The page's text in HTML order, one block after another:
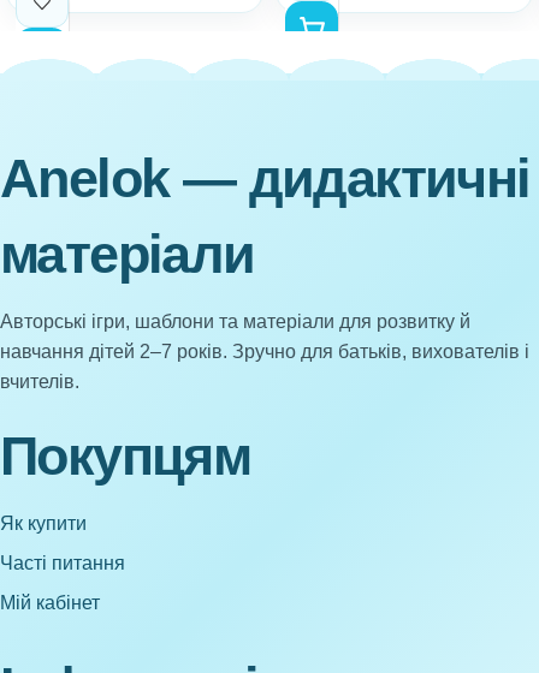
Anelok — дидактичні
матеріали
Авторські ігри, шаблони та матеріали для розвитку й
навчання дітей 2–7 років. Зручно для батьків, вихователів і
вчителів.
Покупцям
Як купити
Часті питання
Мій кабінет